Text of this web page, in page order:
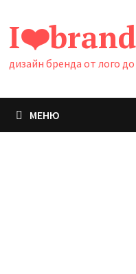
содержимому
I❤️brand
дизайн бренда от лого
МЕНЮ